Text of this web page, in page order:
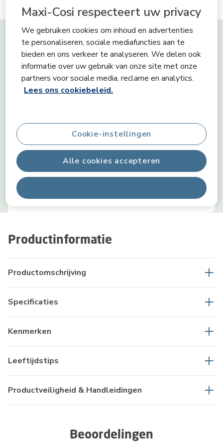
Maxi-Cosi respecteert uw privacy
We gebruiken cookies om inhoud en advertenties
te personaliseren, sociale mediafuncties aan te
bieden en ons verkeer te analyseren. We delen ook
informatie over uw gebruik van onze site met onze
partners voor sociale media, reclame en analytics.
Lees ons cookiebeleid.
Alle cookies accepteren
Cookie-instellingen
Productinformatie
Productomschrijving
Specificaties
Kenmerken
Leeftijdstips
Productveiligheid & Handleidingen
Tiny Skills
Creativiteit
Zintuigen
Beoordelingen